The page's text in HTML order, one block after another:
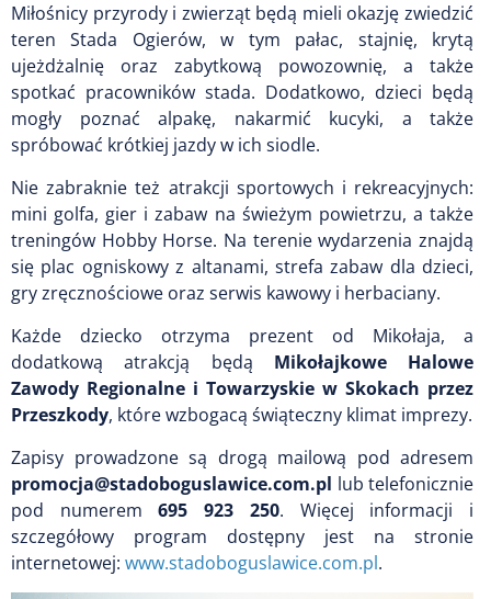
Miłośnicy przyrody i zwierząt będą mieli okazję zwiedzić
teren Stada Ogierów, w tym pałac, stajnię, krytą
ujeżdżalnię oraz zabytkową powozownię, a także
spotkać pracowników stada. Dodatkowo, dzieci będą
mogły poznać alpakę, nakarmić kucyki, a także
spróbować krótkiej jazdy w ich siodle.
Nie zabraknie też atrakcji sportowych i rekreacyjnych:
mini golfa, gier i zabaw na świeżym powietrzu, a także
treningów Hobby Horse. Na terenie wydarzenia znajdą
się plac ogniskowy z altanami, strefa zabaw dla dzieci,
gry zręcznościowe oraz serwis kawowy i herbaciany.
Każde dziecko otrzyma prezent od Mikołaja, a
dodatkową atrakcją będą Mikołajkowe Halowe
Zawody Regionalne i Towarzyskie w Skokach przez
Przeszkody, które wzbogacą świąteczny klimat imprezy.
Zapisy prowadzone są drogą mailową pod adresem
promocja@stadoboguslawice.com.pl lub telefonicznie
pod numerem695 923 250. Więcej informacji i
szczegółowy program dostępny jest na stronie
internetowej: www.stadoboguslawice.com.pl.